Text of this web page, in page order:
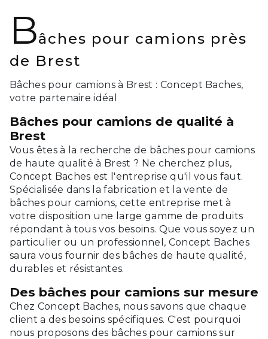
Bâches pour camions près
de Brest
Bâches pour camions à Brest : Concept Baches,
votre partenaire idéal
Bâches pour camions de qualité à
Brest
Vous êtes à la recherche de bâches pour camions
de haute qualité à Brest ? Ne cherchez plus,
Concept Baches est l'entreprise qu'il vous faut.
Spécialisée dans la fabrication et la vente de
bâches pour camions, cette entreprise met à
votre disposition une large gamme de produits
répondant à tous vos besoins. Que vous soyez un
particulier ou un professionnel, Concept Baches
saura vous fournir des bâches de haute qualité,
durables et résistantes.
Des bâches pour camions sur mesure
Chez Concept Baches, nous savons que chaque
client a des besoins spécifiques. C'est pourquoi
nous proposons des bâches pour camions sur